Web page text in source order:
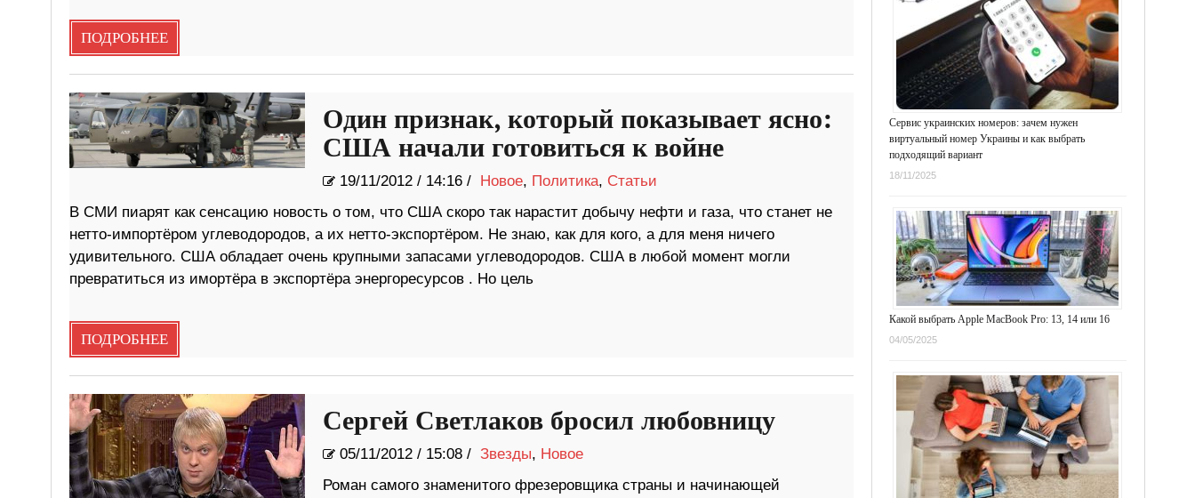
ПОДРОБНЕЕ
Один признак, который показывает ясно:
США начали готовиться к войне
19/11/2012/ 14:16 / Новое, Политика, Статьи
В СМИ пиарят как сенсацию новость о том, что США скоро так нарастит добычу нефти и газа, что станет не
нетто-импортёром углеводородов, а их нетто-экспортёром. Не знаю, как для кого, а для меня ничего
удивительного. США обладает очень крупными запасами углеводородов. США в любой момент могли
превратиться из имортёра в экспортёра энергоресурсов . Но цель
ПОДРОБНЕЕ
Сергей Светлаков бросил любовницу
05/11/2012/ 15:08 / Звезды, Новое
Роман самого знаменитого фрезеровщика страны и начинающей
Сервис украинских номеров: зачем нужен
виртуальный номер Украины и как выбрать
подходящий вариант
18/11/2025
Какой выбрать Apple MacBook Pro: 13, 14 или 16
04/05/2025